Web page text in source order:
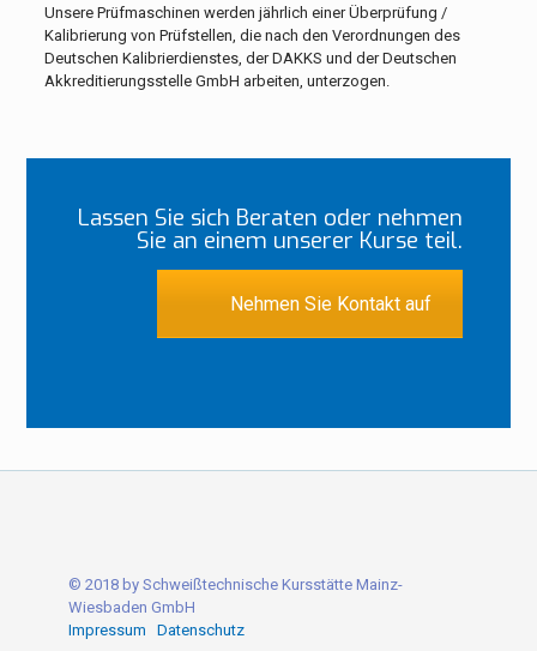
Unsere Prüfmaschinen werden jährlich einer Überprüfung /
Kalibrierung von Prüfstellen, die nach den Verordnungen des
Deutschen Kalibrierdienstes, der DAKKS und der Deutschen
Akkreditierungsstelle GmbH arbeiten, unterzogen.
Lassen Sie sich Beraten oder nehmen
Sie an einem unserer Kurse teil.
Nehmen Sie Kontakt auf
© 2018 by Schweißtechnische Kursstätte Mainz-
Wiesbaden GmbH
Impressum
Datenschutz